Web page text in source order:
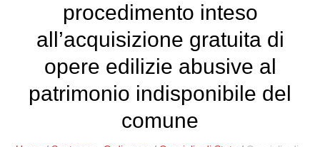
procedimento inteso
all’acquisizione gratuita di
opere edilizie abusive al
patrimonio indisponibile del
comune